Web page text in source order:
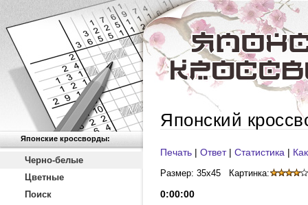
Японские кроссворды:
Черно-белые
Цветные
Поиск
Японский
Печать | Ответ| Статистика |
Размер: 35x45 Картинка:
0:00:00